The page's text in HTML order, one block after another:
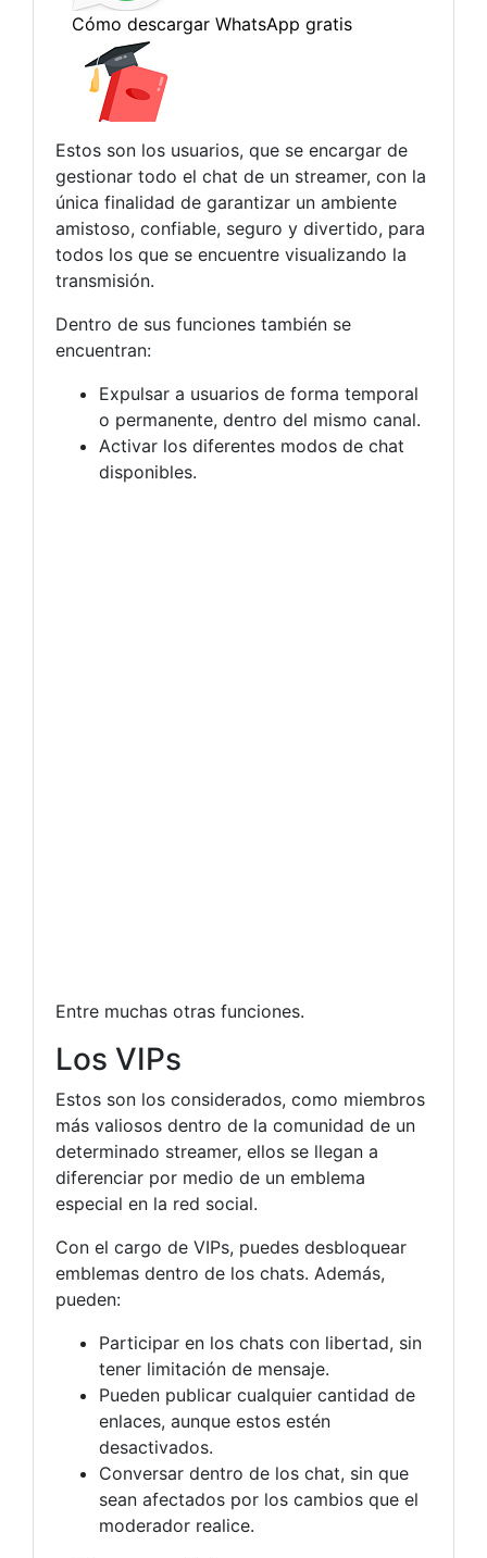
Estos son los usuarios, que se encargar de
gestionar todo el chat de un streamer, con la
única finalidad de garantizar un ambiente
amistoso, confiable, seguro y divertido, para
todos los que se encuentre visualizando la
transmisión.
Dentro de sus funciones también se
encuentran:
Expulsar a usuarios de forma temporal
o permanente, dentro del mismo canal.
Activar los diferentes modos de chat
disponibles.
Entre muchas otras funciones.
Los VIPs
Estos son los considerados, como miembros
más valiosos dentro de la comunidad de un
determinado streamer, ellos se llegan a
diferenciar por medio de un emblema
especial en la red social.
Con el cargo de VIPs, puedes desbloquear
emblemas dentro de los chats. Además,
pueden:
Participar en los chats con libertad, sin
tener limitación de mensaje.
Pueden publicar cualquier cantidad de
enlaces, aunque estos estén
desactivados.
Conversar dentro de los chat, sin que
sean afectados por los cambios que el
moderador realice.